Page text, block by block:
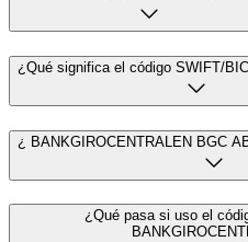
¿Qué significa el código SWIFT/
¿ BANKGIROCENTRALEN BGC
¿Qué pasa si uso el